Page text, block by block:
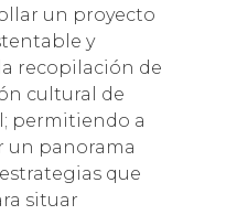
un proyecto
y
recopilación de
cultural de
permitiendo a
un panorama
que
situar